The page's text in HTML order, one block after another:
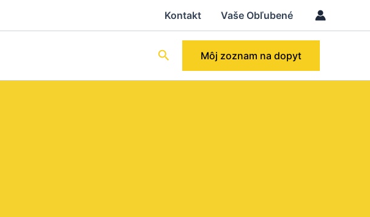
Kontakt Vaše Obľubené
Hľadať Môj zoznam na dopyt